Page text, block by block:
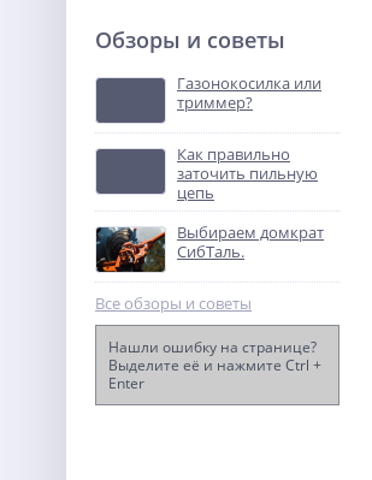
Станок для резки
158 366
%
Электрическая мойка
высокого давления
Обзоры и советы
Газонокосилка или
триммер?
Как правильно
заточить пильную
цепь
Выбираем домкрат
СибТаль.
Все обзоры и советы
Нашли ошибку на странице?
Выделите её и нажмите Ctrl +
Enter